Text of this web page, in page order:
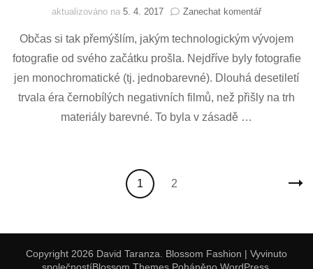
aktualizováno na 5. 4. 2017 Zanechat komentářna
jako
kompoziční
prvek
Občas si tak přemýšlím, jakým technologickým vývojem
fotografie od svého začátku prošla. Nejdříve byly fotografie
jen monochromatické (tj. jednobarevné). Dlouhá desetiletí
trvala éra černobílých negativních filmů, než přišly na trh
materiály barevné. To byla v zásadě …
Stránka
1 Stránka
2
Copyright 2026 David Taranza. Blossom Fashion | Vyvinuto